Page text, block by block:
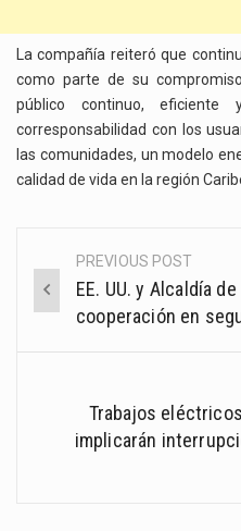
La compañía reiteró que
como parte de su
público continuo, eficiente
corresponsabilidad con los
las comunidades, un modelo
calidad de vida en la región
Post
navigation
PREVIOUS POST
EE. UU. y Alcaldía
cooperación en
Trabajos
implicarán